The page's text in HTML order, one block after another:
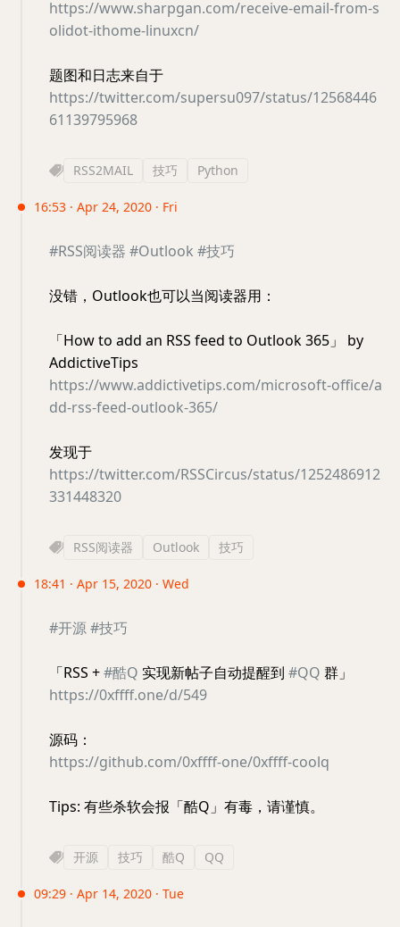
https://www.sharpgan.com/receive-email-from-s
olidot-ithome-linuxcn/
题图和日志来自于
https://twitter.com/supersu097/status/12568446
61139795968
RSS2MAIL 技巧 Python
16:53 · Apr 24, 2020 · Fri
#RSS阅读器 #Outlook #技巧
没错，Outlook也可以当阅读器用：
「How to add an RSS feed to Outlook 365」 by
AddictiveTips
https://www.addictivetips.com/microsoft-office/a
dd-rss-feed-outlook-365/
发现于
https://twitter.com/RSSCircus/status/1252486912
331448320
RSS阅读器 Outlook 技巧
18:41 · Apr 15, 2020 · Wed
#开源#技巧
「RSS +#酷Q 实现新帖子自动提醒到 #QQ 群」
https://0xffff.one/d/549
源码：
https://github.com/0xffff-one/0xffff-coolq
Tips: 有些杀软会报「酷Q」有毒，请谨慎。
开源 技巧 酷Q QQ
09:29 · Apr 14, 2020 · Tue